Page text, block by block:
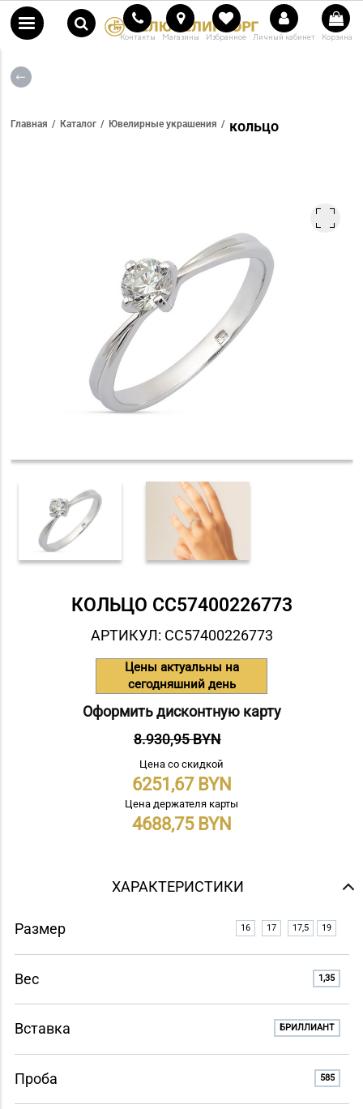
Контакты Магазины Избранное Личный кабинет Корзина
Главная Каталог Ювелирные украшения кольцо
КОЛЬЦО СC57400226773
АРТИКУЛ: СC57400226773
Цены актуальны на
сегодняшний день
Оформить дисконтную карту
8.930,95 BYN
Цена со скидкой
6251,67
Цена держателя карты
4688,75
ХАРАКТЕРИСТИКИ
Размер 16 17 17,5 19
Вес 1,35
Вставка БРИЛЛИАНТ
Проба 585